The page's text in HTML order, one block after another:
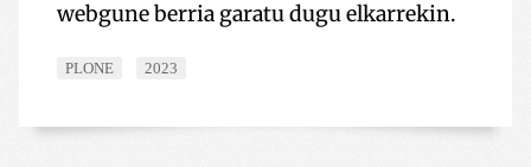
webgune berria garatu dugu elkarrekin.
PLONE 2023